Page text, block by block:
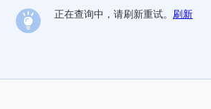
正在查询中，请刷新重试。 刷新